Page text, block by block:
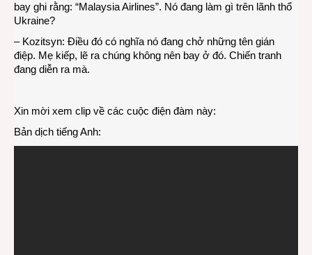
bay ghi rằng: “Malaysia Airlines”. Nó đang làm gì trên lãnh thổ
Ukraine?
– Kozitsyn: Điều đó có nghĩa nó đang chở những tên gián
điệp. Mẹ kiếp, lẽ ra chúng không nên bay ở đó. Chiến tranh
đang diễn ra mà.
Xin mời xem clip về các cuộc điện đàm này:
Bản dịch tiếng Anh: